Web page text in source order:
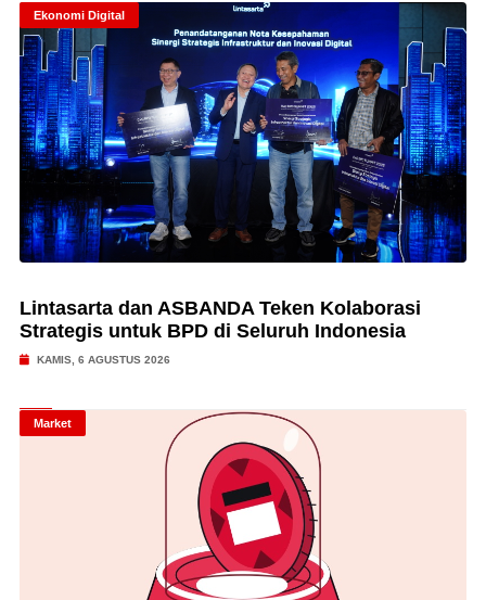
Ekonomi Digital
Lintasarta dan ASBANDA Teken Kolaborasi
Strategis untuk BPD di Seluruh Indonesia
KAMIS, 6 AGUSTUS 2026
Market